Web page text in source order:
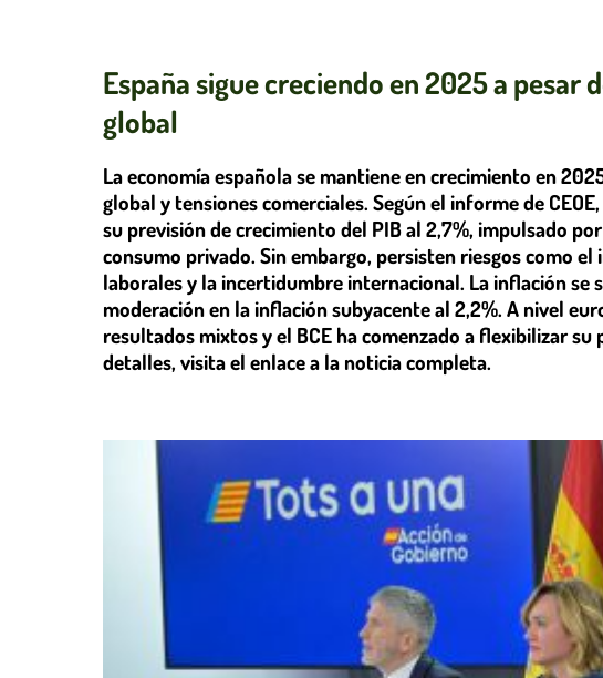
España sigue creciendo en 2025 a pesar
global
La economía española se mantiene en crecimiento en
global y tensiones comerciales. Según el informe de
su previsión de crecimiento del PIB al 2,7%, impulsado
consumo privado. Sin embargo, persisten riesgos como
laborales y la incertidumbre internacional. La inflación se
moderación en la inflación subyacente al 2,2%. A nivel
resultados mixtos y el BCE ha comenzado a flexibilizar
detalles, visita el enlace a la noticia completa.